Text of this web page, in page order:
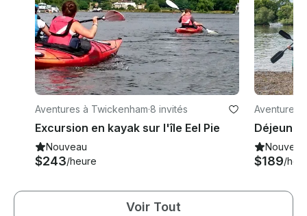
Aventures à Twickenham·8 invités
Excursion en kayak sur l'île Eel Pie
Nouveau
$243/heure
Aventures
Nouveau
$189/
Voir Tout